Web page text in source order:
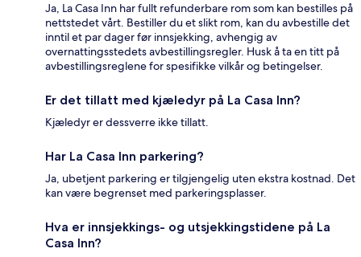
Ja, La Casa Inn har fullt refunderbare rom som kan bestilles på
nettstedet vårt. Bestiller du et slikt rom, kan du avbestille det
inntil et par dager før innsjekking, avhengig av
overnattingsstedets avbestillingsregler. Husk å ta en titt på
avbestillingsreglene for spesifikke vilkår og betingelser.
Er det tillatt med kjæledyr på La Casa Inn?
Kjæledyr er dessverre ikke tillatt.
Har La Casa Inn parkering?
Ja, ubetjent parkering er tilgjengelig uten ekstra kostnad. Det
kan være begrenset med parkeringsplasser.
Hva er innsjekkings- og utsjekkingstidene på La
Casa Inn?